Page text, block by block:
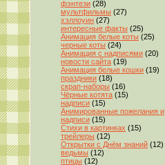
фэнтези (28)
мультфильмы (27)
хэллоуин (27)
интересные факты (25)
Анимация белые коты (25)
черные коты (24)
Анимация с надписями (20)
новости сайта (19)
Анимация белые кошки (19)
праздники (18)
скрап-наборы (16)
Чёрные котята (15)
надписи (15)
Анимированные пожелания и
надписи (15)
Стихи в картинках (15)
трейлеры (12)
Открытки с Днём знаний (12)
ведьмы (12)
птицы (12)